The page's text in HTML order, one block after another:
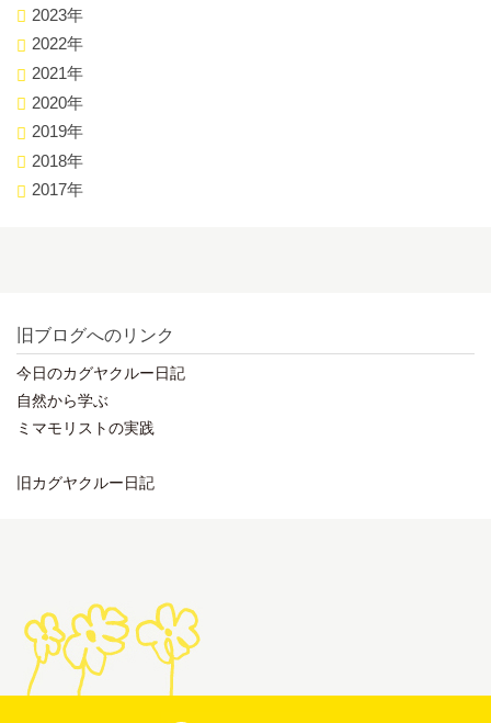
2023年
2022年
2021年
2020年
2019年
2018年
2017年
旧ブログへのリンク
今日のカグヤクルー日記
自然から学ぶ
ミマモリストの実践
旧カグヤクルー日記